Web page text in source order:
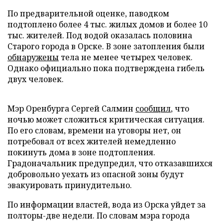
По предварительной оценке, паводком
подтоплено более 4 тыс. жилых домов и более 10
тыс. жителей. Под водой оказалась половина
Старого города в Орске. В зоне затопления были
обнаружены тела не менее четырех человек.
Однако официально пока подтверждена гибель
двух человек.
Мэр Оренбурга Сергей Салмин сообщил, что
ночью может сложиться критическая ситуация.
По его словам, времени на уговоры нет, он
потребовал от всех жителей немедленно
покинуть дома в зоне подтопления.
Градоначальник предупредил, что отказавшихся
добровольно уехать из опасной зоны будут
эвакуировать принудительно.
По информации властей, вода из Орска уйдет за
полторы-две недели. По словам мэра города